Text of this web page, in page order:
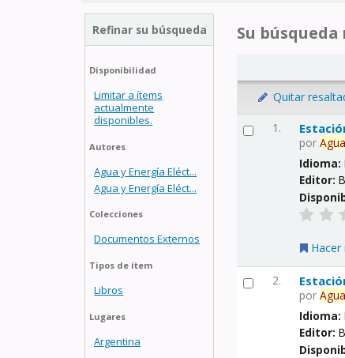
Refinar su búsqueda
Disponibilidad
Limitar a ítems
actualmente
disponibles.
Autores
Agua y Energía Eléct...
Agua y Energía Eléct...
Colecciones
Documentos Externos
Tipos de ítem
Libros
Lugares
Argentina
Su
Quitar
1.
porAgua
Idioma:
Editor:
Hacer
2.
porAgua
Idioma:
Editor: